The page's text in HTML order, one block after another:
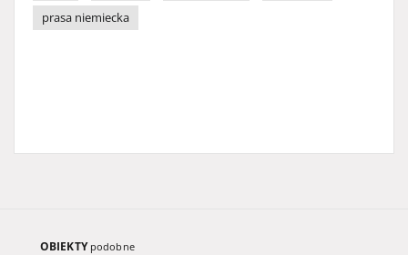
prasa niemiecka
OBIEKTY podobne